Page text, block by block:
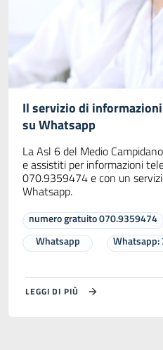
Il servizio di
su Whatsapp
La Asl 6 del Medio
e assistiti per informazioni
070.9359474 e con un
Whatsapp.
numero gratuito 070.9359474
Whatsapp
LEGGI DI PIÙ